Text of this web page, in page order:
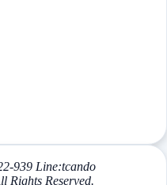
939 Line:tcando
Rights Reserved.